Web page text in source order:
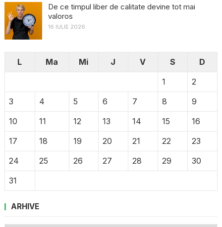
De ce timpul liber de calitate devine tot mai
valoros
16 IULIE 2026
L Ma Mi J V S
D
1
2
3
4 5 6 7 8
9
10
11 12 13 14 15
16
17
18 19 20 21 22
23
24
25 26 27 28 29
30
31
ARHIVE